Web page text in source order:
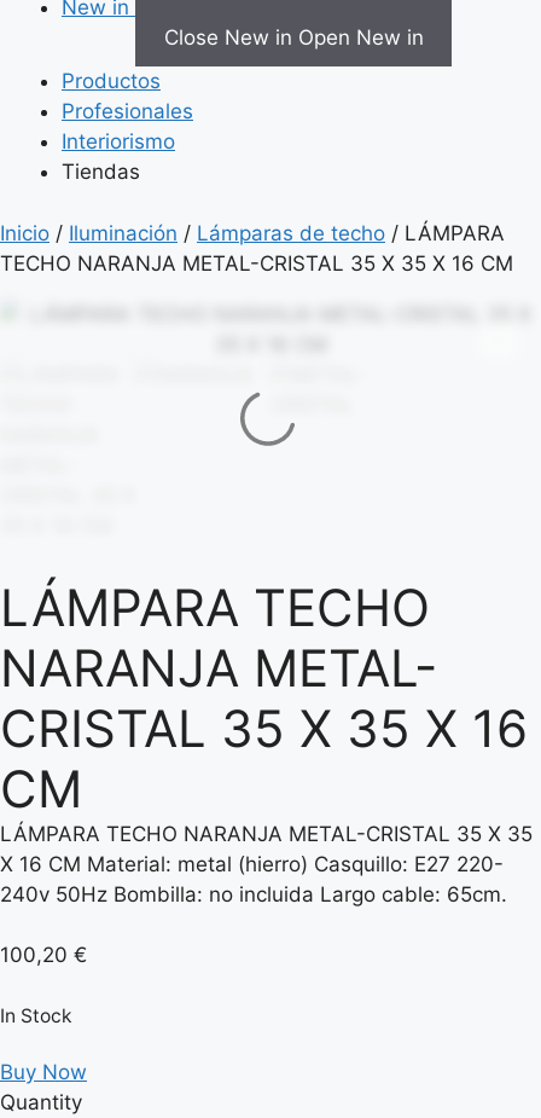
New in
Close New in Open New in
Productos
Profesionales
Interiorismo
Tiendas
Inicio / Iluminación / Lámparas de techo / LÁMPARA
TECHO NARANJA METAL-CRISTAL 35 X 35 X 16 CM
LÁMPARA TECHO
NARANJA METAL-
CRISTAL 35 X 35 X 16
CM
LÁMPARA TECHO NARANJA METAL-CRISTAL 35 X 35
X 16 CM Material: metal (hierro) Casquillo: E27 220-
240v 50Hz Bombilla: no incluida Largo cable: 65cm.
100,20 €
In Stock
Buy Now
Quantity